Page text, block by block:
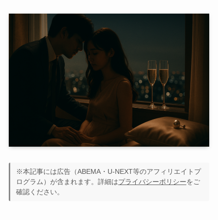
※本記事には広告（ABEMA・U-NEXT等のアフィリエイトプ
ログラム）が含まれます。詳細はプライバシーポリシーをご
確認ください。